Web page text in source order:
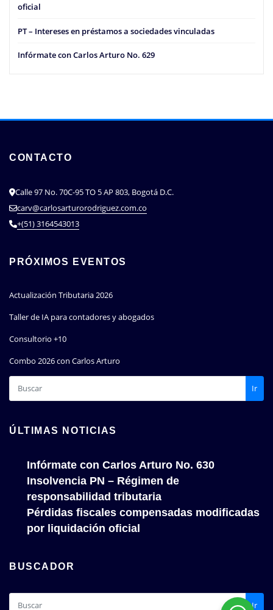
oficial
PT – Intereses en préstamos a sociedades vinculadas
Infórmate con Carlos Arturo No. 629
CONTACTO
Calle 97 No. 70C-95 TO 5 AP 803, Bogotá D.C.
carv@carlosarturorodriguez.com.co
+(51) 3164543013
PRÓXIMOS EVENTOS
Actualización Tributaria 2026
Taller de IA para contadores y abogados
Consultorio +10
Combo 2026 con Carlos Arturo
Ir
ÚLTIMAS NOTICIAS
Infórmate con Carlos Arturo No. 630
Insolvencia PN – Régimen de
responsabilidad tributaria
Pérdidas fiscales compensadas modificadas
por liquidación oficial
BUSCADOR
Ir